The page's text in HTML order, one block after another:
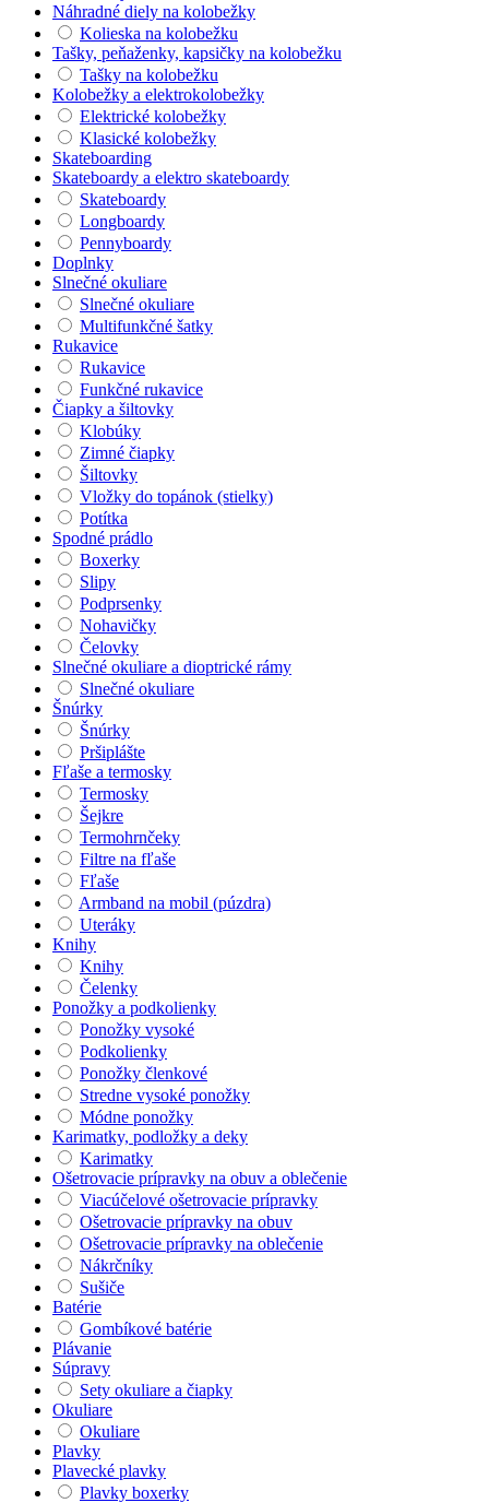
Náhradné diely na kolobežky
Kolieska na kolobežku
Tašky, peňaženky, kapsičky na kolobežku
Tašky na kolobežku
Kolobežky a elektrokolobežky
Elektrické kolobežky
Klasické kolobežky
Skateboarding
Skateboardy a elektro skateboardy
Skateboardy
Longboardy
Pennyboardy
Doplnky
Slnečné okuliare
Slnečné okuliare
Multifunkčné šatky
Rukavice
Rukavice
Funkčné rukavice
Čiapky a šiltovky
Klobúky
Zimné čiapky
Šiltovky
Vložky do topánok (stielky)
Potítka
Spodné prádlo
Boxerky
Slipy
Podprsenky
Nohavičky
Čelovky
Slnečné okuliare a dioptrické rámy
Slnečné okuliare
Šnúrky
Šnúrky
Pršiplášte
Fľaše a termosky
Termosky
Šejkre
Termohrnčeky
Filtre na fľaše
Fľaše
Armband na mobil (púzdra)
Uteráky
Knihy
Knihy
Čelenky
Ponožky a podkolienky
Ponožky vysoké
Podkolienky
Ponožky členkové
Stredne vysoké ponožky
Módne ponožky
Karimatky, podložky a deky
Karimatky
Ošetrovacie prípravky na obuv a oblečenie
Viacúčelové ošetrovacie prípravky
Ošetrovacie prípravky na obuv
Ošetrovacie prípravky na oblečenie
Nákrčníky
Sušiče
Batérie
Gombíkové batérie
Plávanie
Súpravy
Sety okuliare a čiapky
Okuliare
Okuliare
Plavky
Plavecké plavky
Plavky boxerky